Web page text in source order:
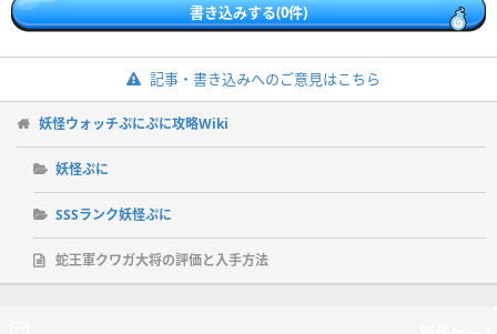
書き込みする(0件)
記事・書き込みへのご意見はこちら
妖怪ウォッチぷにぷに攻略Wiki
妖怪ぷに
SSSランク妖怪ぷに
蛇王軍クワガ大将の評価と入手方法